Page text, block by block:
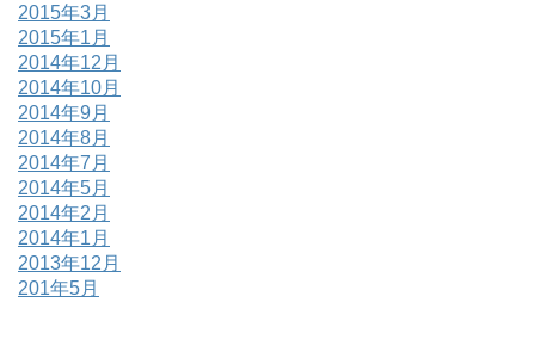
2015年3月
2015年1月
2014年12月
2014年10月
2014年9月
2014年8月
2014年7月
2014年5月
2014年2月
2014年1月
2013年12月
201年5月